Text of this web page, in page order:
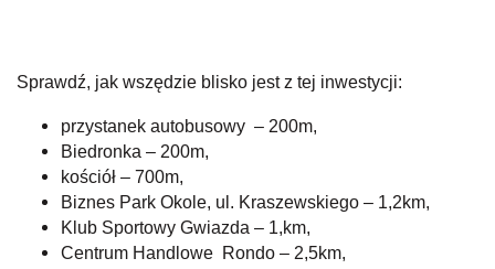
Sprawdź, jak wszędzie blisko jest z tej inwestycji:
przystanek autobusowy – 200m,
Biedronka – 200m,
kościół – 700m,
Biznes Park Okole, ul. Kraszewskiego – 1,2km,
Klub Sportowy Gwiazda – 1,km,
Centrum Handlowe Rondo – 2,5km,